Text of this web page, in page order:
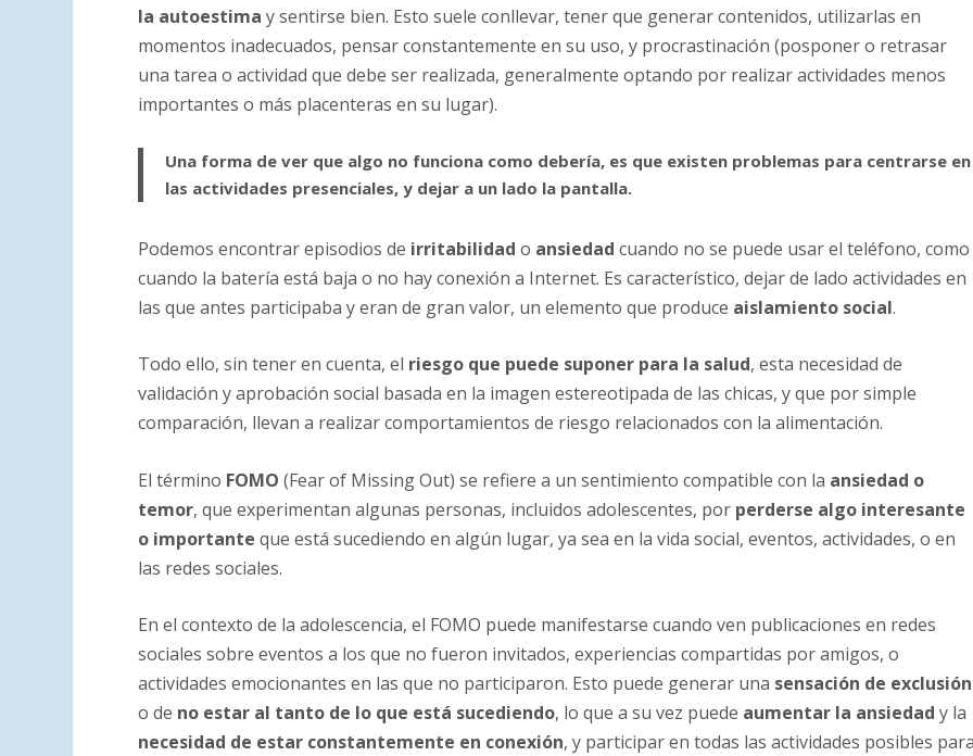
la autoestima y sentirse bien. Esto suele conllevar, tener que generar contenidos, utilizarlas en
momentos inadecuados, pensar constantemente en su uso, y procrastinación (posponer o retrasar
una tarea o actividad que debe ser realizada, generalmente optando por realizar actividades menos
importantes o más placenteras en su lugar).
Una forma de ver que algo no funciona como debería, es que existen problemas para centrarse en
las actividades presenciales, y dejar a un lado la pantalla.
Podemos encontrar episodios de irritabilidad o ansiedad cuando no se puede usar el teléfono, como
cuando la batería está baja o no hay conexión a Internet. Es característico, dejar de lado actividades en
las que antes participaba y eran de gran valor, un elemento que produce aislamiento social.
Todo ello, sin tener en cuenta, el riesgo que puede suponer para la salud, esta necesidad de
validación y aprobación social basada en la imagen estereotipada de las chicas, y que por simple
comparación, llevan a realizar comportamientos de riesgo relacionados con la alimentación.
El término FOMO (Fear of Missing Out) se refiere a un sentimiento compatible con la ansiedad o
temor, que experimentan algunas personas, incluidos adolescentes, por perderse algo interesante
o importante que está sucediendo en algún lugar, ya sea en la vida social, eventos, actividades, o en
las redes sociales.
En el contexto de la adolescencia, el FOMO puede manifestarse cuando ven publicaciones en redes
sociales sobre eventos a los que no fueron invitados, experiencias compartidas por amigos, o
actividades emocionantes en las que no participaron. Esto puede generar una sensación de exclusión
o de no estar al tanto de lo que está sucediendo, lo que a su vez puede aumentar la ansiedad y la
necesidad de estar constantemente en conexión, y participar en todas las actividades posibles